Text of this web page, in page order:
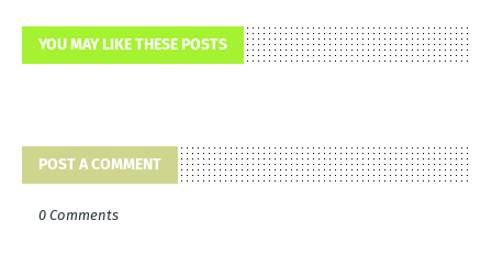
YOU MAY LIKE THESE POSTS
POST A COMMENT
0 Comments